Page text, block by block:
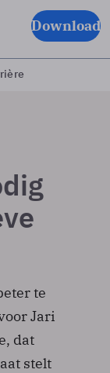
Download
te
Jari
dat
stelt